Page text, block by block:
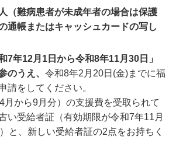
（難病患者が未成年者の場合は保護
通帳またはキャッシュカードの写し
7年12月1日から令和8年11月30日」
のうえ、令和8年2月20日(金)までに福
請をしてください。
月から9月分）の支援費を受取られて
い受給者証（有効期限が令和7年11月
と、新しい受給者証の2点をお持ちく